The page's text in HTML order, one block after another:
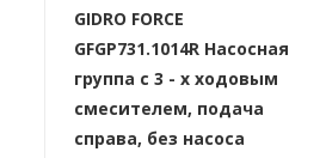
GIDRO FORCE
GFGP731.1014R Насосная
группа c 3 - х ходовым
смесителем, подача
справа, без насоса